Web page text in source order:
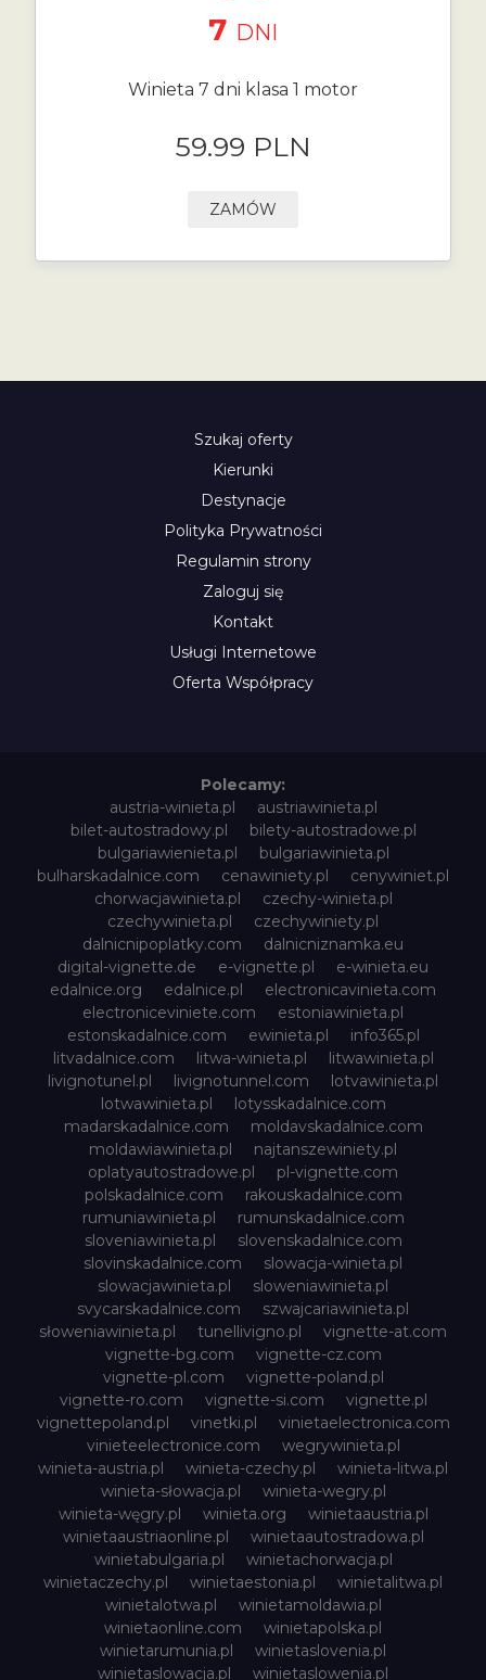
7 DNI
Winieta 7 dni klasa 1 motor
59.99 PLN
ZAMÓW
Szukaj oferty
Kierunki
Destynacje
Polityka Prywatności
Regulamin strony
Zaloguj się
Kontakt
Usługi Internetowe
Oferta Współpracy
Polecamy:
austria-winieta.pl
austriawinieta.pl
bilet-autostradowy.pl
bilety-autostradowe.pl
bulgariawienieta.pl
bulgariawinieta.pl
bulharskadalnice.com
cenawiniety.pl
cenywiniet.pl
chorwacjawinieta.pl
czechy-winieta.pl
czechywinieta.pl
czechywiniety.pl
dalnicnipoplatky.com
dalnicniznamka.eu
digital-vignette.de
e-vignette.pl
e-winieta.eu
edalnice.org
edalnice.pl
electronicavinieta.com
electroniceviniete.com
estoniawinieta.pl
estonskadalnice.com
ewinieta.pl
info365.pl
litvadalnice.com
litwa-winieta.pl
litwawinieta.pl
livignotunel.pl
livignotunnel.com
lotvawinieta.pl
lotwawinieta.pl
lotysskadalnice.com
madarskadalnice.com
moldavskadalnice.com
moldawiawinieta.pl
najtanszewiniety.pl
oplatyautostradowe.pl
pl-vignette.com
polskadalnice.com
rakouskadalnice.com
rumuniawinieta.pl
rumunskadalnice.com
sloveniawinieta.pl
slovenskadalnice.com
slovinskadalnice.com
slowacja-winieta.pl
slowacjawinieta.pl
sloweniawinieta.pl
svycarskadalnice.com
szwajcariawinieta.pl
słoweniawinieta.pl
tunellivigno.pl
vignette-at.com
vignette-bg.com
vignette-cz.com
vignette-pl.com
vignette-poland.pl
vignette-ro.com
vignette-si.com
vignette.pl
vignettepoland.pl
vinetki.pl
vinietaelectronica.com
vinieteelectronice.com
wegrywinieta.pl
winieta-austria.pl
winieta-czechy.pl
winieta-litwa.pl
winieta-słowacja.pl
winieta-wegry.pl
winieta-węgry.pl
winieta.org
winietaaustria.pl
winietaaustriaonline.pl
winietaautostradowa.pl
winietabulgaria.pl
winietachorwacja.pl
winietaczechy.pl
winietaestonia.pl
winietalitwa.pl
winietalotwa.pl
winietamoldawia.pl
winietaonline.com
winietapolska.pl
winietarumunia.pl
winietaslovenia.pl
winietaslowacja.pl
winietaslowenia.pl